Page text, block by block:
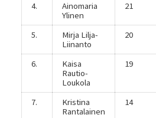
4.
Ainomaria
Ylinen
21
5.
Mirja Lilja-
Liinanto
20
6.
Kaisa
Rautio-
Loukola
19
7.
Kristina
Rantalainen
14